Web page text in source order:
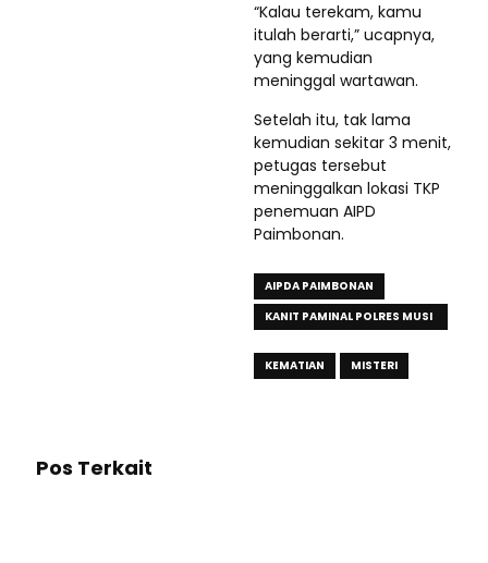
“Kalau terekam, kamu
itulah berarti,” ucapnya,
yang kemudian
meninggal wartawan.
Setelah itu, tak lama
kemudian sekitar 3 menit,
petugas tersebut
meninggalkan lokasi TKP
penemuan AIPD
Paimbonan.
AIPDA PAIMBONAN
KANIT PAMINAL POLRES MUSI
KEMATIAN
MISTERI
Pos Terkait